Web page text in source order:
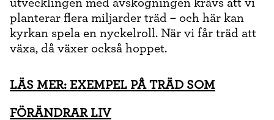
utvecklingen med avskogningen krävs att vi
planterar flera miljarder träd – och här kan
kyrkan spela en nyckelroll. När vi får träd att
växa, då växer också hoppet.
LÄS MER: EXEMPEL PÅ TRÄD SOM
FÖRÄNDRAR LIV